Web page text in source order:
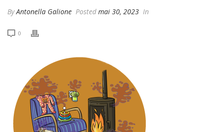
ByAntonella Galione Posted mai 30, 2023 In
0